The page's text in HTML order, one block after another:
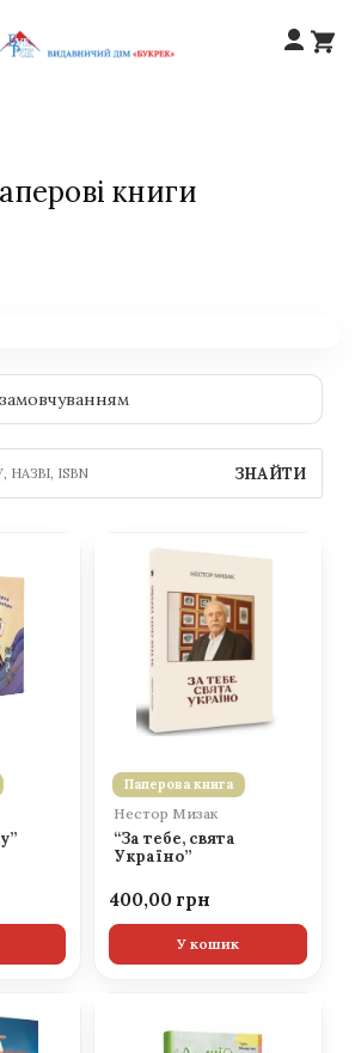
книги
ЗНАЙТИ
Паперова книга
Нестор Мизак
“За тебе, свята
Україно”
400,00
У кошик